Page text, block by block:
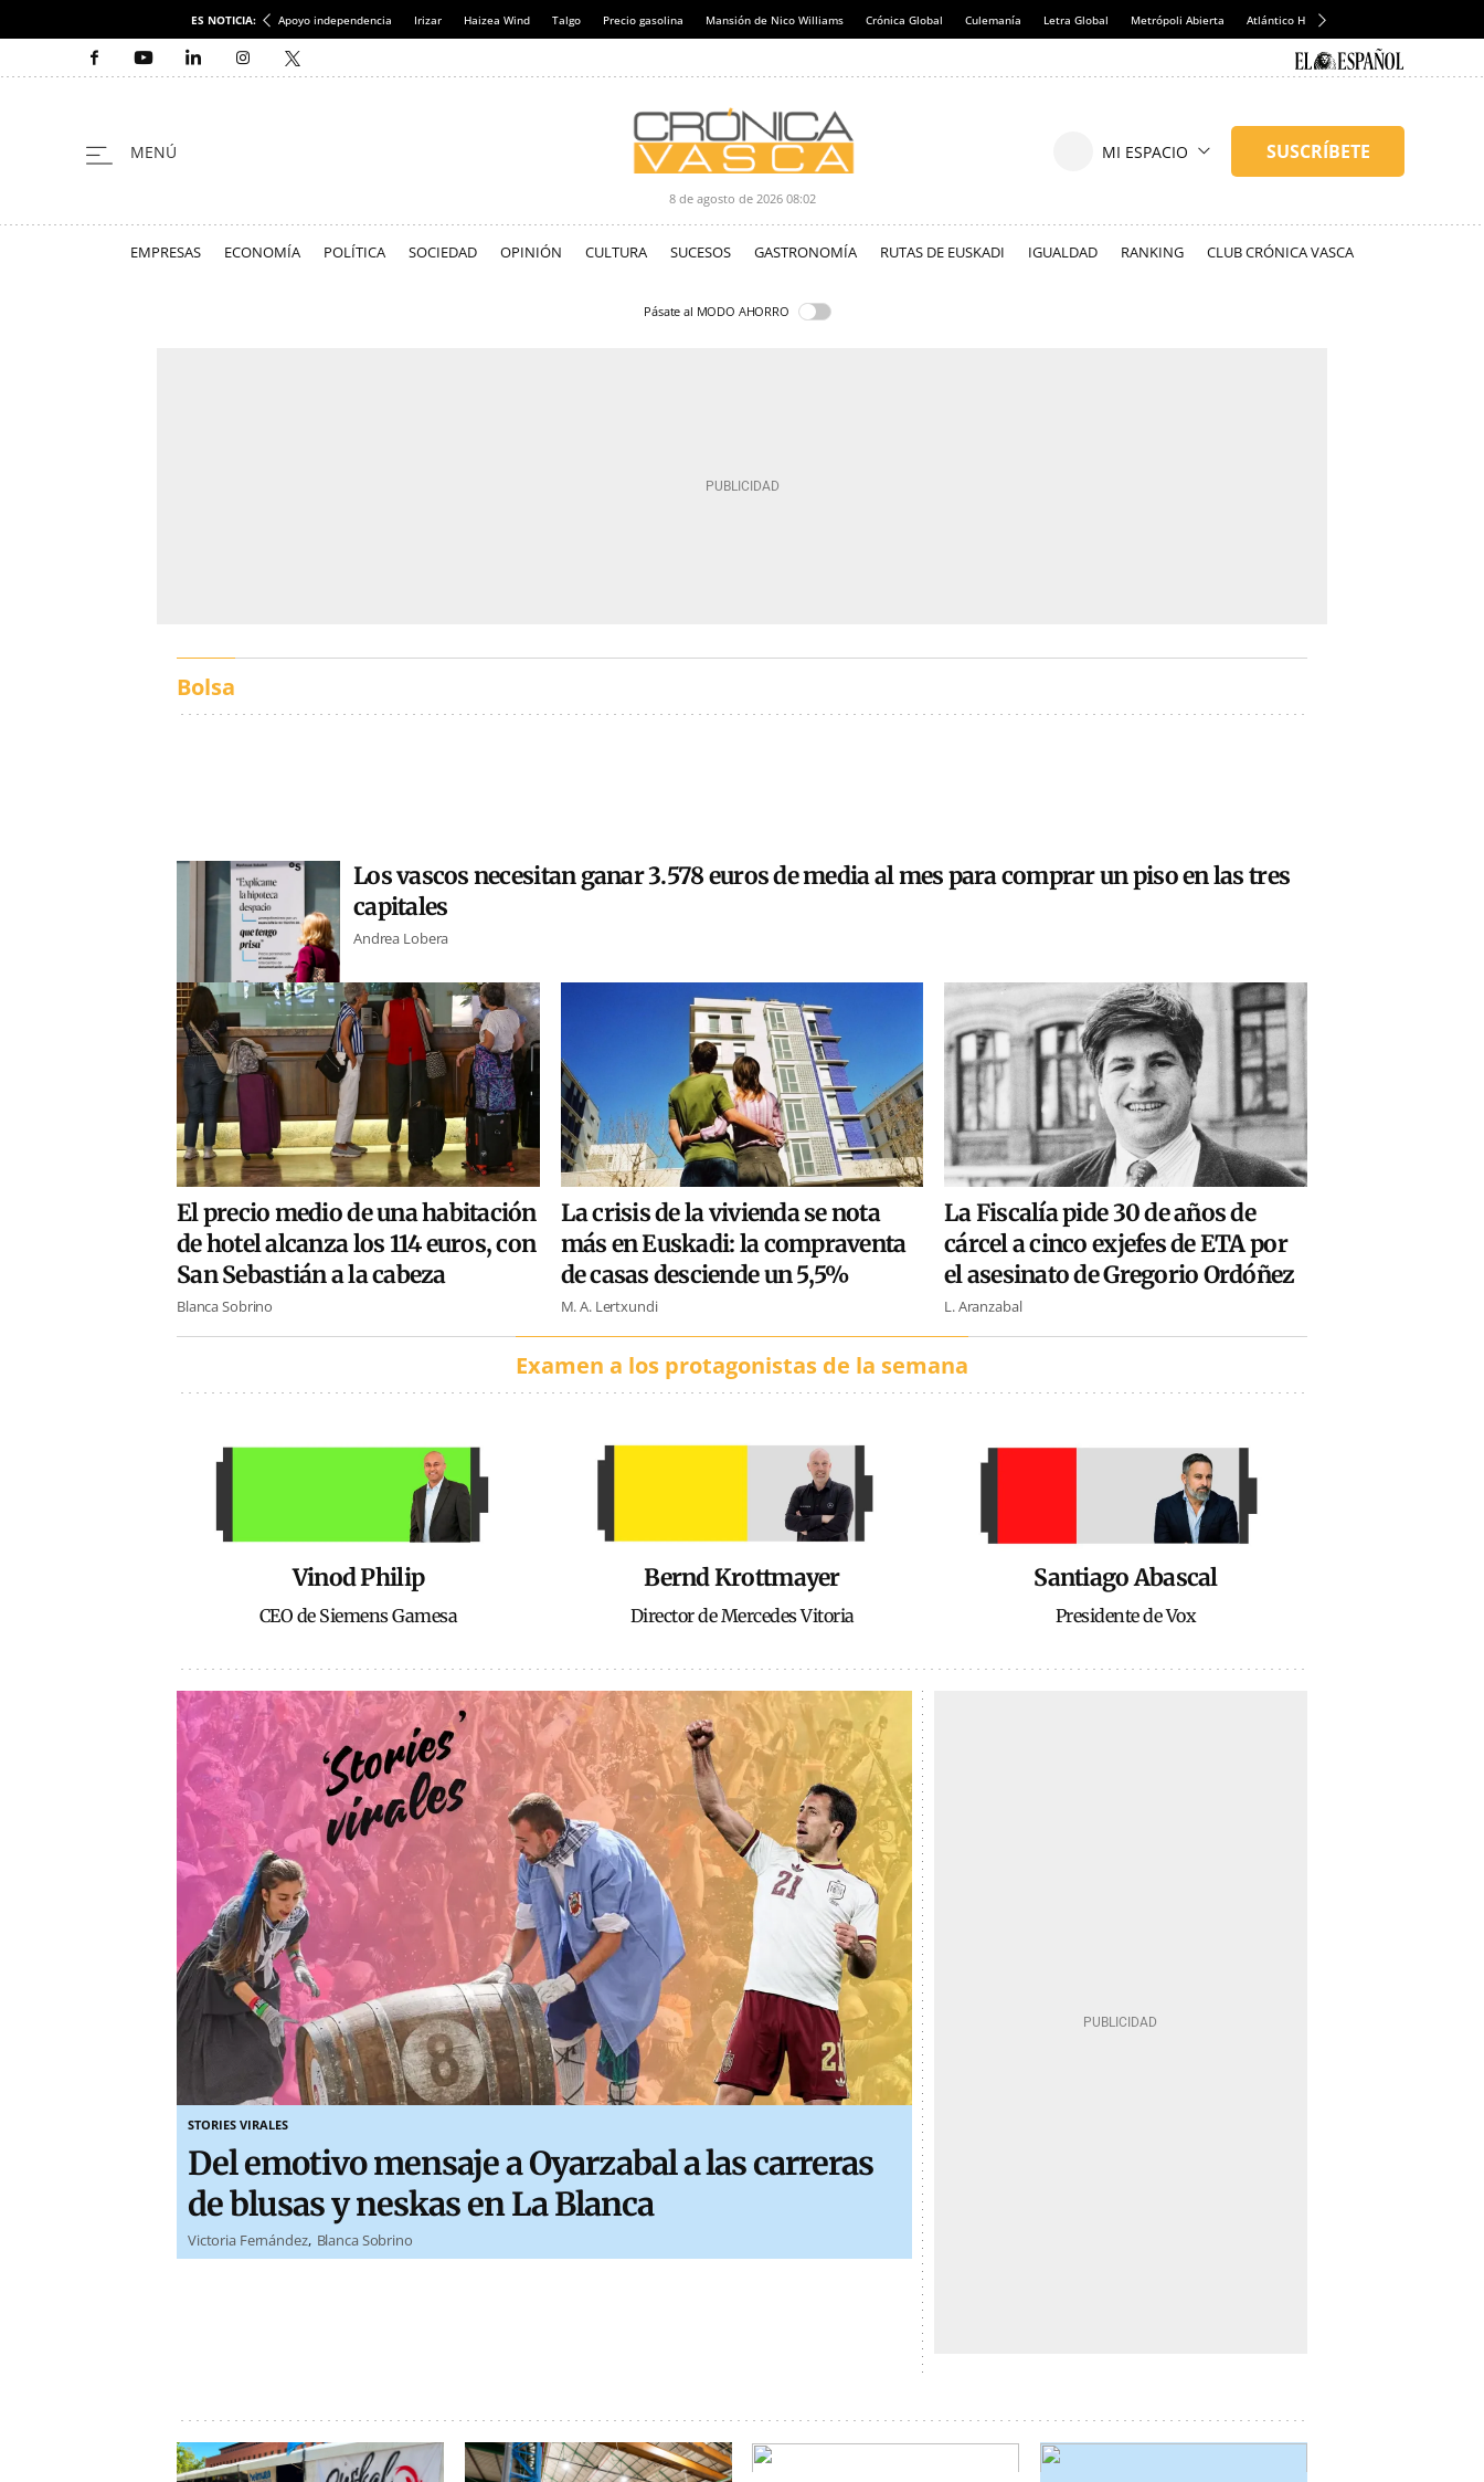
ES NOTICIA: Apoyo independencia Irizar Haizea Wind Talgo Precio gasolina Mansión de Nico Williams Crónica Global Culemanía Letra Global Metrópoli Abierta Atlántico Hoy
8 de agosto de 2026 08:02
EMPRESAS ECONOMÍA POLÍTICA SOCIEDAD OPINIÓN CULTURA SUCESOS GASTRONOMÍA RUTAS DE EUSKADI IGUALDAD RANKING CLUB CRÓNICA VASCA
Pásate al MODO AHORRO
Bolsa
Los vascos necesitan ganar 3.578 euros de media al mes para comprar un piso en las tres
capitales
Andrea Lobera
El precio medio de una habitación
de hotel alcanza los 114 euros, con
San Sebastián a la cabeza
Blanca Sobrino
La crisis de la vivienda se nota
más en Euskadi: la compraventa
de casas desciende un 5,5%
M. A. Lertxundi
La Fiscalía pide 30 de años de
cárcel a cinco exjefes de ETA por
el asesinato de Gregorio Ordóñez
L. Aranzabal
Examen a los protagonistas de la semana
Vinod Philip
CEO de Siemens Gamesa
Bernd Krottmayer
Director de Mercedes Vitoria
Santiago Abascal
Presidente de Vox
STORIES VIRALES
Del emotivo mensaje a Oyarzabal a las carreras
de blusas y neskas en La Blanca
Victoria Fernández Blanca Sobrino